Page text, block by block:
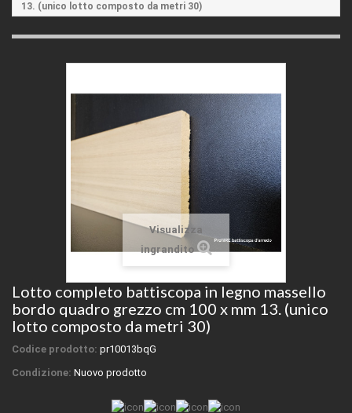
13. (unico lotto composto da metri 30)
Visualizza
ingrandito
Lotto completo battiscopa in legno massello
bordo quadro grezzo cm 100 x mm 13. (unico
lotto composto da metri 30)
Codice prodotto: pr10013bqG
Condizione: Nuovo prodotto